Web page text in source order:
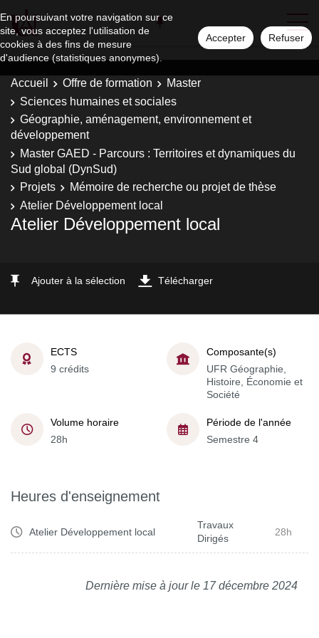
En poursuivant votre navigation sur ce
site, vous acceptez l'utilisation de
cookies à des fins de mesure
d'audience (statistiques anonymes).
Accepter Refuser
Accueil Offre de formation
Master
Sciences humaines et sociales
Géographie, aménagement, environnement et
développement
Master GAED - Parcours : Territoires et dynamiques du
Sud global (DynSud)
Projets
Mémoire de recherche ou projet de thèse
Atelier Développement local
Atelier Développement local
Ajouter à la sélection Télécharger
ECTS
9 crédits
Composante(s)
UFR Géographie,
Histoire, Économie et
Société
Volume horaire
28h
Période de l'année
Semestre 4
Heures d'enseignement
Atelier Développement local
Travaux
Dirigés
28h
Dernière mise à jour le 17 décembre 2024